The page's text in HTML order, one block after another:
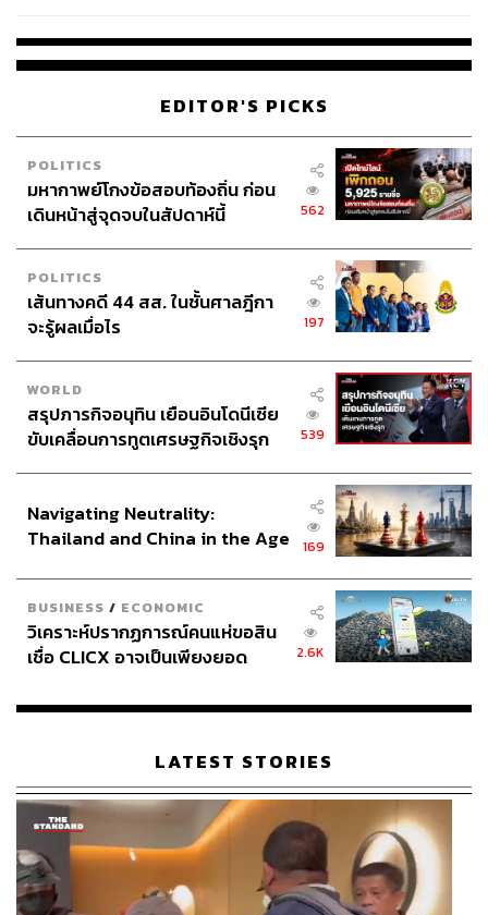
EDITOR'S PICKS
POLITICS
มหากาพย์โกงข้อสอบท้องถิ่น ก่อน
เดินหน้าสู่จุดจบในสัปดาห์นี้
562
POLITICS
เส้นทางคดี 44 สส. ในชั้นศาลฎีกา
จะรู้ผลเมื่อไร
197
WORLD
สรุปภารกิจอนุทิน เยือนอินโดนีเซีย
ขับเคลื่อนการทูตเศรษฐกิจเชิงรุก
539
Navigating Neutrality:
Thailand and China in the Age
169
BUSINESS / ECONOMIC
วิเคราะห์ปรากฏการณ์คนแห่ขอสิน
เชื่อ CLICX อาจเป็นเพียงยอด
เรือนไทยที่ถูกซุกไว้
2.6K
LATEST STORIES